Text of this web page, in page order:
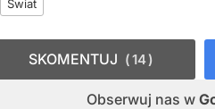
Świat
Obserwuj nas w
SKOMENTUJ 14